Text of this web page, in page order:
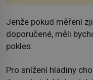
Jenže pokud měření
doporučené, měli
pokles.
Pro snížení hladiny